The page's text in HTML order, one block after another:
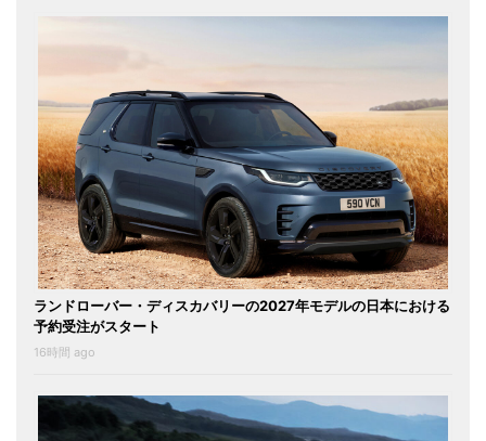
ランドローバー・ディスカバリーの2027年モデルの日本における
予約受注がスタート
16時間 ago